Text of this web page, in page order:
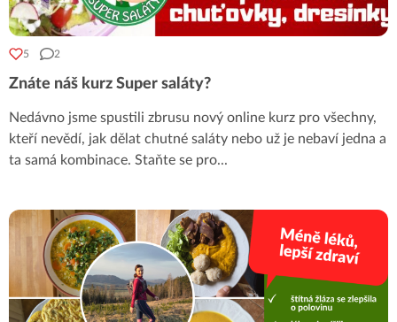
5 2
Znáte náš kurz Super saláty?
Nedávno jsme spustili zbrusu nový online kurz pro všechny,
kteří nevědí, jak dělat chutné saláty nebo už je nebaví jedna a
ta samá kombinace. Staňte se pro...